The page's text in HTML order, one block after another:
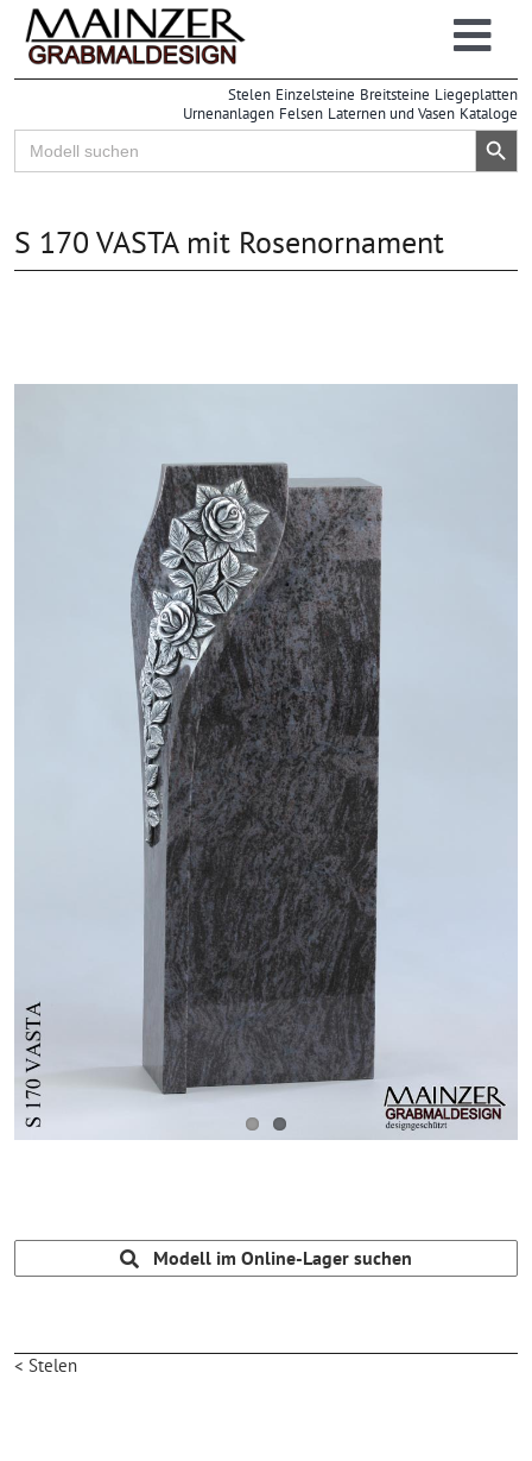
Zum
Inhalt
springen
Grabsteine
Großhandel
Einzelhandel
| Online-Lager
Stelen Einzelsteine Breitsteine Liegeplatten
Urnenanlagen Felsen Laternen und Vasen Kataloge
Search
for:
Search Button
S 170 VASTA mit Rosenornament
Modell im Online-Lager suchen
< Stelen